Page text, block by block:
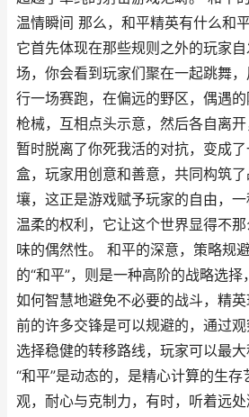
温情瞬间 那么，和平精英有什么和平
它首先体现在那些规则之外的玩家
场，你会看到玩家们聚在一起跳舞
行一场赛跑，在偏远的野区，偶遇
枪械，互相点头示意，然后各自离
暂时脱离了你死我活的对抗，变成
盒，玩家用创意和善意，共同构筑
壤，这正是游戏赋予玩家的自由，
温柔的权利，它让这个世界显得不
味的偶然性。 和平的深意，策略规
的“和平”，则是一种高阶的战略选
如何智慧地避免不必要的战斗，精
前的许多交锋是可以规避的，通过观
选择稳健的转移路线，玩家可以最
“和平”是动态的，是精心计算的生
观，耐心与克制力，有时，听着远